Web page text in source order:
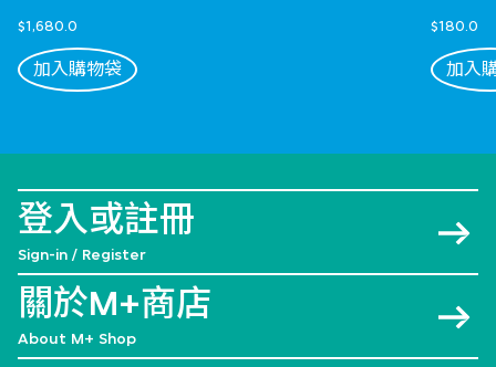
$1,680.0
加入購物袋
$180.0
加入
登入或註冊
Sign-in / Register
關於M+商店
About M+ Shop